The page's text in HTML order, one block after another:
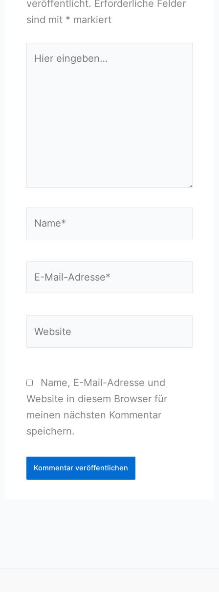
veröffentlicht. Erforderliche Felder
sind mit * markiert
eingeben…
Name, E-Mail-Adresse und
Website in diesem Browser für
meinen nächsten Kommentar
speichern.